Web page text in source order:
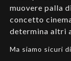
muovere palla
concetto
determina altri
Ma siamo sicuri